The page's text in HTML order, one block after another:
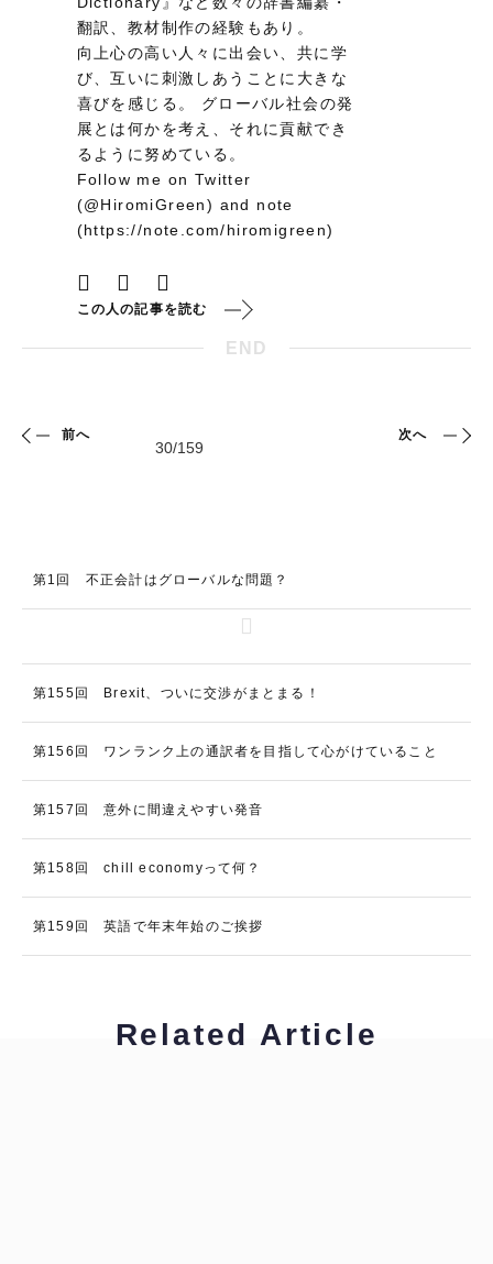
翻訳、教材制作の経験もあり。
向上心の高い人々に出会い、共に学
び、互いに刺激しあうことに大きな
喜びを感じる。 グローバル社会の発
展とは何かを考え、それに貢献でき
るように努めている。
Follow me on Twitter
(@HiromiGreen) and note
(https://note.com/hiromigreen)
この人の記事を読む
END
前へ 次へ
第1回 不正会計はグローバルな問題？
第155回 Brexit、ついに交渉がまとまる！
第156回 ワンランク上の通訳者を目指して心がけていること
第157回 意外に間違えやすい発音
第158回 chill economyって何？
第159回 英語で年末年始のご挨拶
Related Article